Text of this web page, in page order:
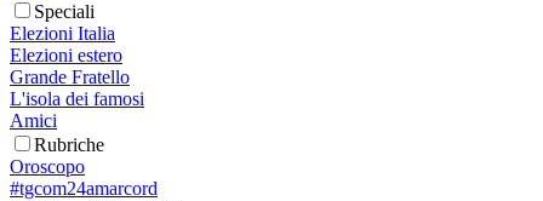
Speciali
Elezioni Italia
Elezioni estero
Grande Fratello
L'isola dei famosi
Amici
Rubriche
Oroscopo
#tgcom24amarcord